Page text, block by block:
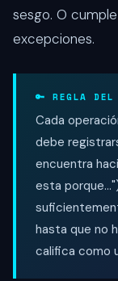
sesgo. O
excepciones.
🔑 REGLA DEL
Cada
debe
encuentra
esta
hasta que no
califica como